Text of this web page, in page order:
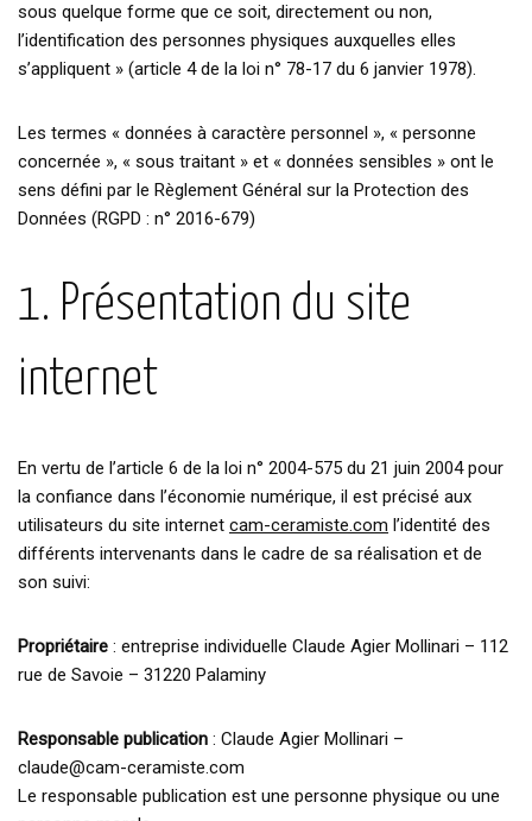
sous quelque forme que ce soit, directement ou non,
l’identification des personnes physiques auxquelles elles
s’appliquent » (article 4 de la loi n° 78-17 du 6 janvier 1978).
Les termes « données à caractère personnel », « personne
concernée », « sous traitant » et « données sensibles » ont le
sens défini par le Règlement Général sur la Protection des
Données (RGPD : n° 2016-679)
1. Présentation du site
internet
En vertu de l’article 6 de la loi n° 2004-575 du 21 juin 2004 pour
la confiance dans l’économie numérique, il est précisé aux
utilisateurs du site internet cam-ceramiste.com l’identité des
différents intervenants dans le cadre de sa réalisation et de
son suivi:
Propriétaire : entreprise individuelle Claude Agier Mollinari – 112
rue de Savoie – 31220 Palaminy
Responsable publication : Claude Agier Mollinari –
claude@cam-ceramiste.com
Le responsable publication est une personne physique ou une